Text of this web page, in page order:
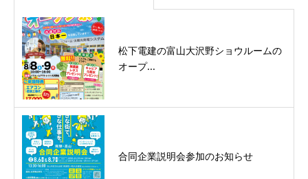
松下電建の富山大沢野ショウルームの
オープ...
合同企業説明会参加のお知らせ